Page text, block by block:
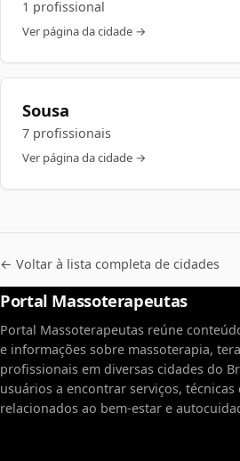
1 profissional
Ver página da cidade →
Sousa
7 profissionais
Ver página da cidade →
← Voltar à lista completa de cidades
Portal Massoterapeutas
Portal Massoterapeutas reúne
e informações sobre massoterapia,
profissionais em diversas cidades do
usuários a encontrar serviços, técnicas
relacionados ao bem-estar e